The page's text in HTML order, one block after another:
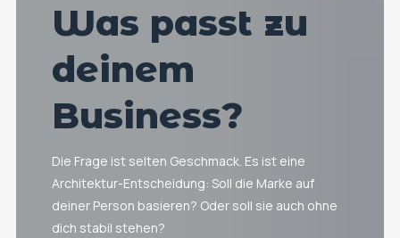
Was passt zu
deinem
Business?
Die Frage ist selten Geschmack. Es ist eine
Architektur-Entscheidung: Soll die Marke auf
deiner Person basieren? Oder soll sie auch ohne
dich stabil stehen?